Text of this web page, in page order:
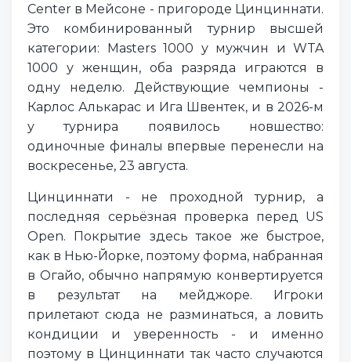
Center в Мейсоне - пригороде Цинциннати.
Это комбинированный турнир высшей
категории: Masters 1000 у мужчин и WTA
1000 у женщин, оба разряда играются в
одну неделю. Действующие чемпионы -
Карлос Алькарас и Ига Швентек, и в 2026-м
у турнира появилось новшество:
одиночные финалы впервые перенесли на
воскресенье, 23 августа.
Цинциннати - не проходной турнир, а
последняя серьёзная проверка перед US
Open. Покрытие здесь такое же быстрое,
как в Нью-Йорке, поэтому форма, набранная
в Огайо, обычно напрямую конвертируется
в результат на мейджоре. Игроки
прилетают сюда не разминаться, а ловить
кондиции и уверенность - и именно
поэтому в Цинциннати так часто случаются